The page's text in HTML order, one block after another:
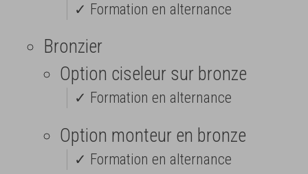
✓ Formation en alternance
Bronzier
Option ciseleur sur bronze
✓ Formation en alternance
Option monteur en bronze
✓ Formation en alternance